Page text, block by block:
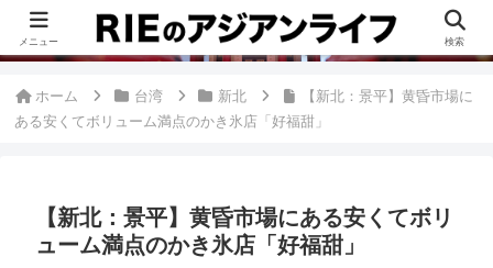
このブログは、台湾が好きすぎて移住したRieがグルメ、観光、生活・ビジネ
ス情報、アジア旅経験などをまとめた台湾ブログです。
ホーム 台湾 新北
【新北：景平】黄昏市場に
ある安くてボリューム満点のかき氷店「好福甜」
【新北：景平】黄昏市場にある安くてボリ
ューム満点のかき氷店「好福甜」
メニュー 検索